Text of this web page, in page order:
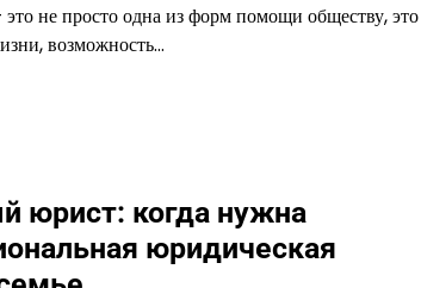
не просто одна из форм помощи обществу, это
возможность…
юрист: когда нужна
юридическая